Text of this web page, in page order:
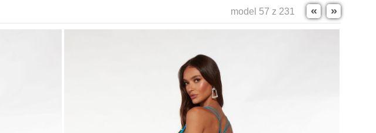
»
«
model 57 z 231